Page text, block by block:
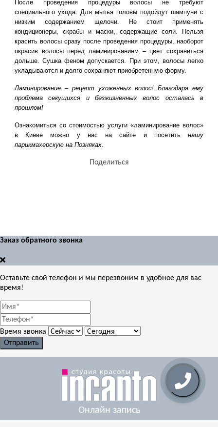
После проведения процедуры волосы не требуют
специального ухода. Для мытья головы подойдут шампуни с
низким содержанием щелочи. Не стоит применять
кондиционеры, скрабы и маски, содержащие соли. Нельзя
красить волосы сразу после проведения процедуры, наоборот
окрасив волосы перед ламинированием – цвет сохраниться
дольше. Сушка феном допускается. При этом, волосы легко
укладываются и долго сохраняют приобретенную форму.
Ламинирование – рецепт ухоженных волос! Благодаря ему
проблема секущихся и безжизненных волос осталась в
прошлом!
Ознакомиться со стоимостью услуги «ламинирование волос»
в Киеве можно у нас на сайте и посетить нашу
парикмахерскую на Позняках
Заказ обратного звонка
Оставьте свой телефон и мы перезвоним в удобное для вас
время!
Время звонка
Отправить
Онлайн запись